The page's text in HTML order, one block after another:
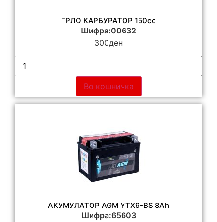
ГРЛО КАРБУРАТОР 150сс
Шифра:00632
300ден
Во кошничка
АКУМУЛАТОР AGM YTX9-BS 8Ah
Шифра:65603